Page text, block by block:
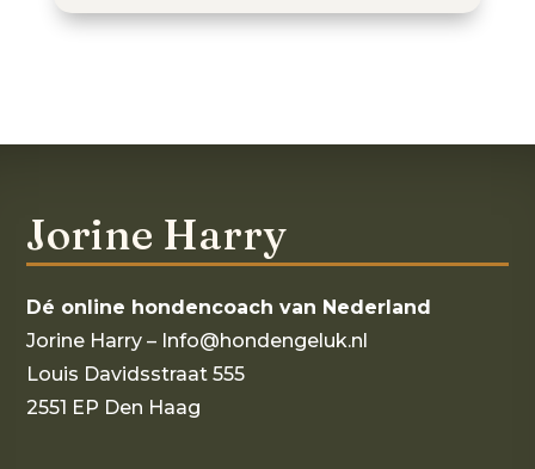
Jorine Harry
Dé online hondencoach van Nederland
Jorine Harry – Info@hondengeluk.nl
Louis Davidsstraat 555
2551 EP Den Haag